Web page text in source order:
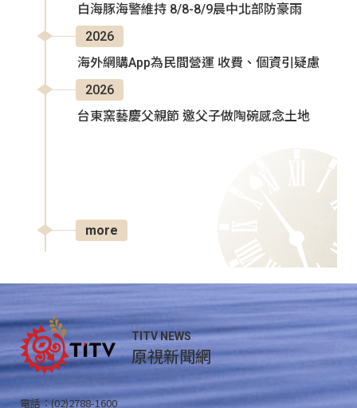
白海豚海警維持 8/8-8/9晨中北部防豪雨
2026
海外網購App為民間營運 收費、個資引疑慮
2026
台東窯藝慶父親節 邀父子做陶碗感念土地
more
TITV NEWS
原視新聞網
電話：(02)2788-1600